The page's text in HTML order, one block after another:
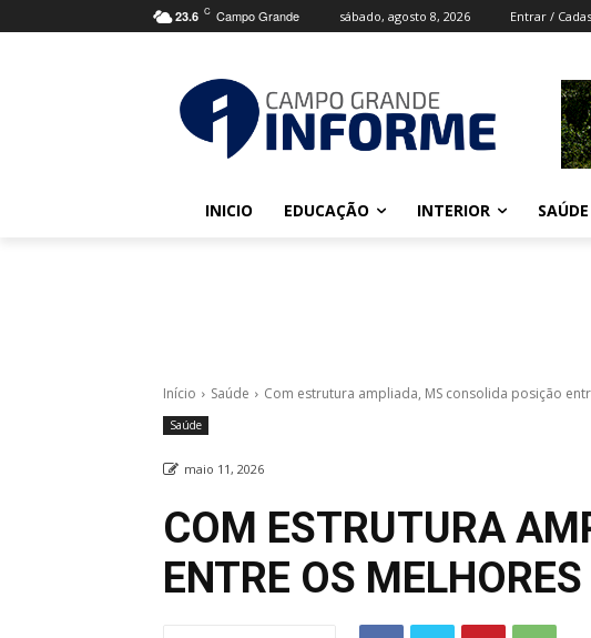
23.6 C Campo Grande sábado, agosto 8, 2026 Entrar /
INICIO EDUCAÇÃO INTERIOR SAÚDE
Início Saúde Com estrutura ampliada, MS consolida posição
Saúde
maio 11, 2026
COM ESTRUTURA
ENTRE OS